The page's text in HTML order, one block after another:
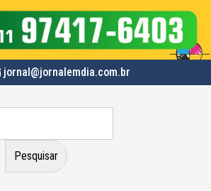
jornal@jornalemdia.com.br